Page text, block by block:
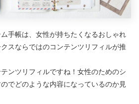
手帳は、女性が持ちたくなるおしゃれ
スならではのコンテンツリフィルが推
ンツリフィルですね！女性のためのシ
でどのような内容になっているのか見